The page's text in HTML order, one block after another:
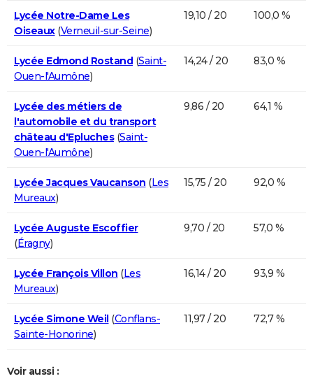
Lycée Notre-Dame Les
Oiseaux(Verneuil-sur-Seine)
19,10 / 20 100,0 %
Lycée Edmond Rostand(Saint-
Ouen-l'Aumône)
14,24 / 20 83,0 %
Lycée des métiers de
l'automobile et du transport
château d'Epluches(Saint-
Ouen-l'Aumône)
9,86 / 20 64,1 %
Lycée Jacques Vaucanson (Les
Mureaux)
15,75 / 20 92,0 %
Lycée Auguste Escoffier
(Éragny)
9,70 / 20 57,0 %
Lycée François Villon (Les
Mureaux)
16,14 / 20 93,9 %
Lycée Simone Weil(Conflans-
Sainte-Honorine)
11,97 / 20 72,7 %
Voir aussi :